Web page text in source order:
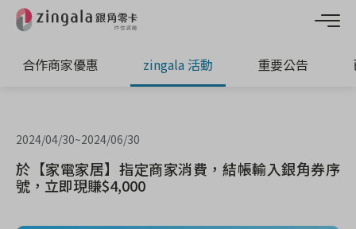
合作商家優惠 zingala 活動 重要公告
2024/04/30~2024/06/30
於【家電家居】指定商家消費，結帳輸入銀角券序
號，立即現賺$4,000